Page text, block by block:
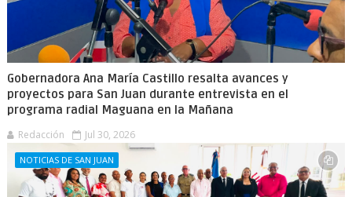
Gobernadora Ana María Castillo resalta avances y
proyectos para San Juan durante entrevista en el
programa radial Maguana en la Mañana
Redacción Jul 30, 2026
NOTICIAS DE SAN JUAN